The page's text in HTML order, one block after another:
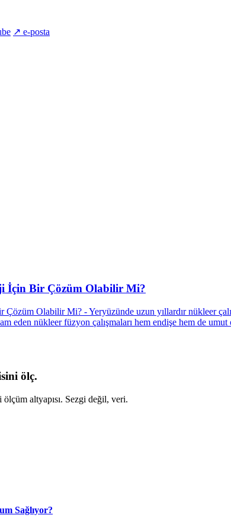
↗ e-posta
İçin Bir Çözüm Olabilir Mi?
Olabilir Mi? - Yeryüzünde uzun yıllardır nükleer
eden nükleer füzyon çalışmaları hem endişe hem de
ölç.
ölçüm altyapısı. Sezgi değil, veri.
Sağlıyor?